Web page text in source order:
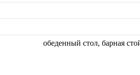
обеденный стол, барная